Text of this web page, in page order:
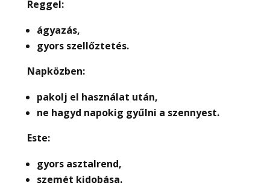
Reggel:
ágyazás,
gyors szellőztetés.
Napközben:
pakolj el használat után,
ne hagyd napokig gyűlni a szennyest.
Este:
gyors asztalrend,
szemét kidobása.